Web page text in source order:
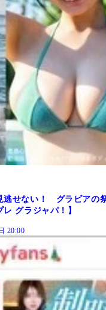
逃せない！ グラビアの
レ グラジャパ！】
20:00